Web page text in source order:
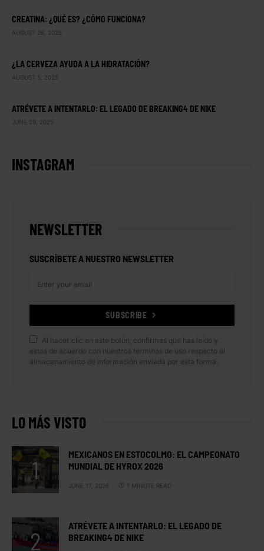
CREATINA: ¿QUÉ ES? ¿CÓMO FUNCIONA?
AUGUST 26, 2025
¿LA CERVEZA AYUDA A LA HIDRATACIÓN?
AUGUST 5, 2025
ATRÉVETE A INTENTARLO: EL LEGADO DE BREAKING4 DE NIKE
JUNE 29, 2025
INSTAGRAM
NEWSLETTER
SUSCRÍBETE A NUESTRO NEWSLETTER
SUBSCRIBE
Al hacer clic en este botón, confirmas que has leído y
estas de acuerdo con nuestros términos de uso respecto al
almacenamiento de información enviada por esta forma.
LO MÁS VISTO
MEXICANOS EN ESTOCOLMO: EL CAMPEONATO
MUNDIAL DE HYROX 2026
JUNE 17, 2026 1 MINUTE READ
ATRÉVETE A INTENTARLO: EL LEGADO DE
BREAKING4 DE NIKE